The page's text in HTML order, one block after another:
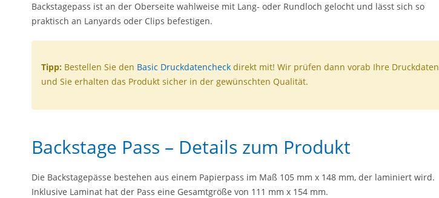
Backstagepass ist an der Oberseite wahlweise mit Lang- oder Rundloch gelocht und lässt sich so
praktisch an Lanyards oder Clips befestigen.
Tipp: Bestellen Sie den Basic Druckdatencheck direkt mit! Wir prüfen dann vorab Ihre Druckdaten
und Sie erhalten das Produkt sicher in der gewünschten Qualität.
Backstage Pass – Details zum Produkt
Die Backstagepässe bestehen aus einem Papierpass im Maß 105 mm x 148 mm, der laminiert wird.
Inklusive Laminat hat der Pass eine Gesamtgröße von 111 mm x 154 mm.